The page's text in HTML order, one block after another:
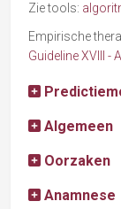
Zie tools:
Empirische
Guideline XVIII -
Algemeen
Oorzaken
Anamnese